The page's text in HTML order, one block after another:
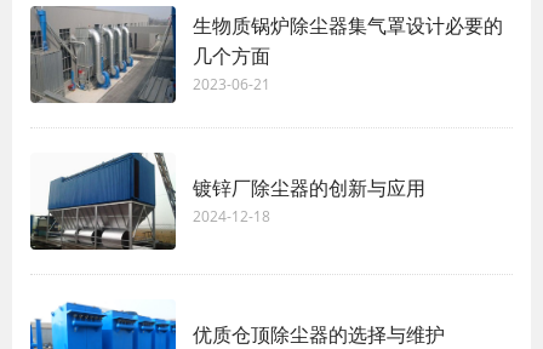
生物质锅炉除尘器集气罩设计必要的
几个方面
2023-06-21
镀锌厂除尘器的创新与应用
2024-12-18
优质仓顶除尘器的选择与维护